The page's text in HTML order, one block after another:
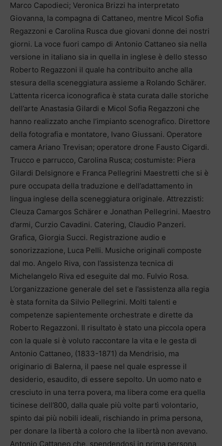
Marco Capodieci; Veronica Brizzi ha interpretato
Giovanna, la compagna di Cattaneo, mentre Micol Sofia
Regazzoni e Carolina Rusca due giovani donne dei nostri
giorni. La voce fuori campo di Antonio Cattaneo sia nella
versione in italiano sia in quella in inglese è dello stesso
Roberto Regazzoni il quale ha contribuito anche alla
stesura della sceneggiatura assieme a Rolando Schärer.
L’attenta ricerca iconografica è stata curata dalle storiche
dell’arte Anastasia Gilardi e Micol Sofia Regazzoni che
hanno realizzato anche l’impianto scenografico. Direttore
della fotografia e montatore, Ivano Giussani. Operatore
camera Ariano Trevisan; operatore drone Fausto Cigardi.
Trucco e parrucco, Carolina Rusca; costumiste: Piera
Gilardi Delsignore e Franca Pellegrini Maestretti che si è
pure occupata della traduzione e dell’adattamento in
lingua inglese della sceneggiatura originale. Attrezzisti:
Cleuza Camargos Schärer e Jonathan Pellegrini. Maestro
d’armi, Curzio Cavadini. Catering, Claudio Panzeri.
Grafica, Giorgia Succi. Registrazione audio e
sonorizzazione, Luca Pelli. Musiche originali composte
dal mo. Angelo Riva, con l’assistenza tecnica di
Michelangelo Riva ed eseguite dal mo. Fulvio Rosa.
L’organizzazione generale del set e l’assistenza alla regia
è stata fornita da Silvio Pellegrini. Molti talenti e
competenze sapientemente orchestrate e dirette da
Roberto Regazzoni. Il risultato è stato una piccola opera
con la quale si è voluto raccontare la vita e le gesta di
Antonio Cattaneo, (1833-1871) da Mendrisio, ma
originario di Balerna, il paese nel quale espresse il
desiderio, esaudito, di essere sepolto. Un uomo nato e
cresciuto in una terra povera, ma libera come era quella
ticinese dell’800, dalla quale più volte partì volontario,
spinto dai più nobili ideali, rischiando in prima persona,
per donare la libertà a coloro che la libertà non avevano.
Antonio Cattaneo che, spendendosi in prima persona